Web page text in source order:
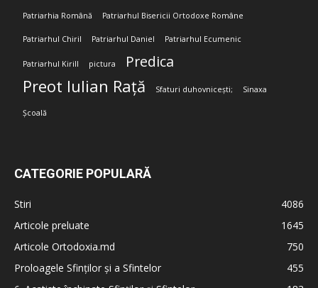
Patriarhia Română Patriarhul Bisericii Ortodoxe Române
Patriarhul Chiril Patriarhul Daniel Patriarhul Ecumenic
Patriarhul Kirill pictura Predica
Preot Iulian Rață Sfaturi duhovnicești; Sinaxa
Școală
CATEGORIE POPULARĂ
Stiri
4086
Articole preluate
1645
Articole Ortodoxia.md
750
Proloagele Sfinților și a Sfintelor
455